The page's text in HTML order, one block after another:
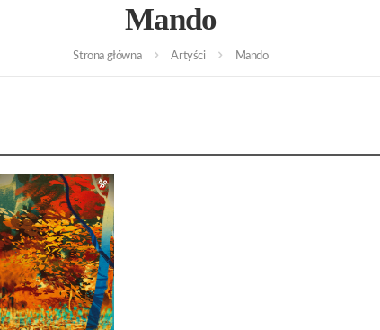
Mando
Strona główna Artyści Mando